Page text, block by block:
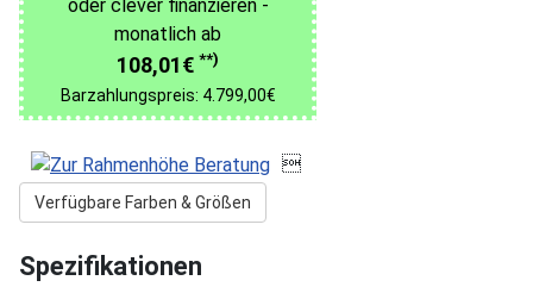
oder clever finanzieren -
monatlich ab
108,01€ **)
Barzahlungspreis: 4.799,00€

Verfügbare Farben & Größen
Spezifikationen